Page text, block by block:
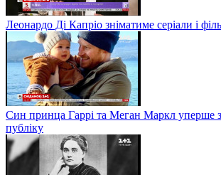
Леонардо Ді Капріо зніматиме серіали і
Син принца Гаррі та Меган Маркл уперше
публіку